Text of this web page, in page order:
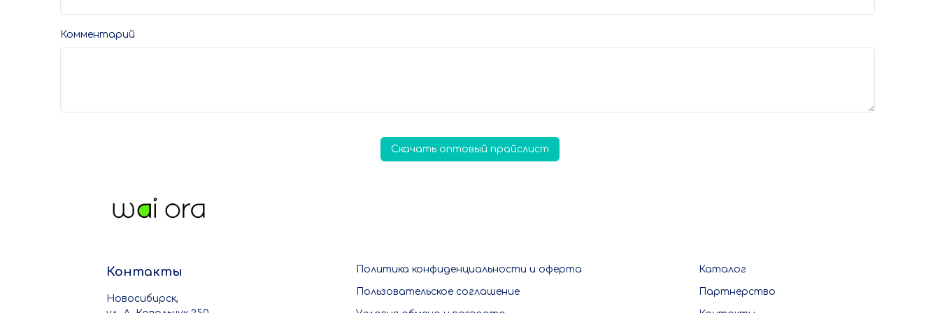
Комментарий
Скачать оптовый прайслист
Политика конфиденциальности и оферта
Пользовательское соглашение
Каталог
Партнерство
Контакты
Новосибирск,